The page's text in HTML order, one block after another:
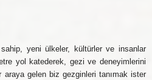
sahip, yeni ülkeler, kültürler ve insanlar
yol katederek, gezi ve deneyimlerini
gelen biz gezginleri tanımak ister